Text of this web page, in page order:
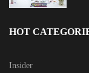
HOT
Insider